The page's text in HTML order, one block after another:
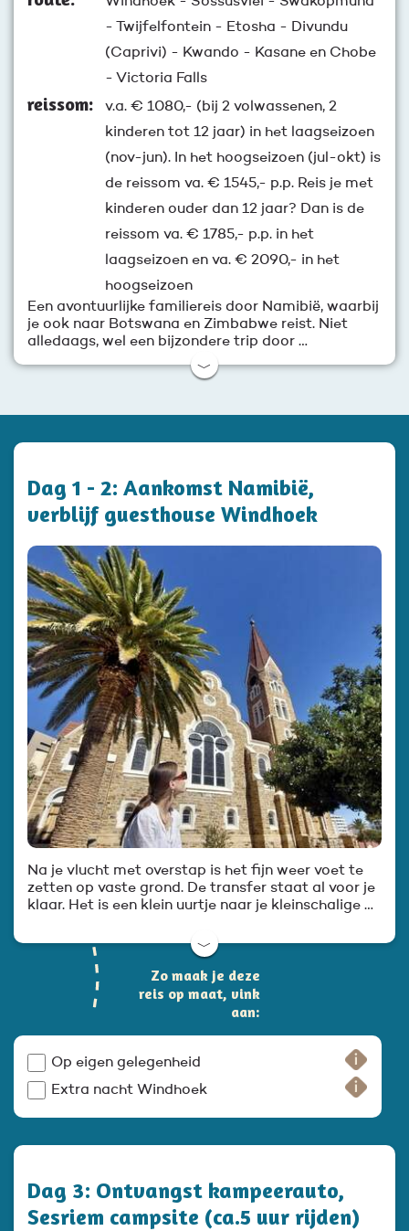
- Twijfelfontein - Etosha - Divundu
(Caprivi) - Kwando - Kasane en Chobe
- Victoria Falls
reissom: v.a. € 1080,- (bij 2 volwassenen, 2
kinderen tot 12 jaar) in het laagseizoen
(nov-jun). In het hoogseizoen (jul-okt) is
de reissom va. € 1545,- p.p. Reis je met
kinderen ouder dan 12 jaar? Dan is de
reissom va. € 1785,- p.p. in het
laagseizoen en va. € 2090,- in het
hoogseizoen
Een avontuurlijke familiereis door Namibië, waarbij
je ook naar Botswana en Zimbabwe reist. Niet
alledaags, wel een bijzondere trip door …
﹀
Dag 1 - 2: Aankomst Namibië,
verblijf guesthouse Windhoek
Na je vlucht met overstap is het fijn weer voet te
zetten op vaste grond. De transfer staat al voor je
klaar. Het is een klein uurtje naar je kleinschalige …
﹀
Zo maak je deze
reis op maat, vink
aan:
Op eigen gelegenheid
Extra nacht Windhoek
Dag 3: Ontvangst kampeerauto,
Sesriem campsite (ca.5 uur rijden)